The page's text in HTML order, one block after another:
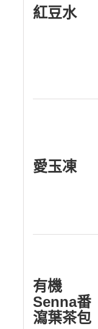
紅豆水
愛玉凍
有機
Senna番
瀉葉茶包